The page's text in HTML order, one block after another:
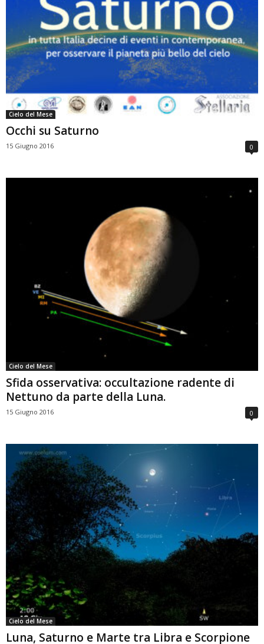
Cielo del Mese
Occhi su Saturno
15 Giugno 2016 0
Cielo del Mese
Sfida osservativa: occultazione radente di
Nettuno da parte della Luna.
15 Giugno 2016 0
Cielo del Mese
Luna, Saturno e Marte tra Libra e Scorpione